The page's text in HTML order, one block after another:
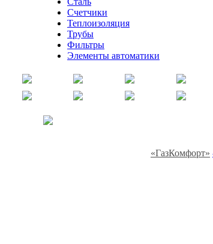
Счетчики
Теплоизоляция
Трубы
Фильтры
Элементы автоматики
«ГазКомфорт»